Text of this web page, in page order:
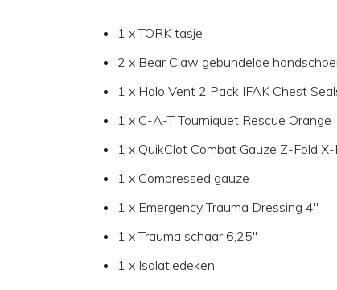
1 x TORK tasje
2 x Bear Claw gebundelde
1 x Halo Vent 2 Pack IFAK Chest
1 x C-A-T Tourniquet Rescue Orange
1 x QuikClot Combat Gauze Z-Fold
1 x Compressed gauze
1 x Emergency Trauma Dressing 4"
1 x Trauma schaar 6,25"
1 x Isolatiedeken